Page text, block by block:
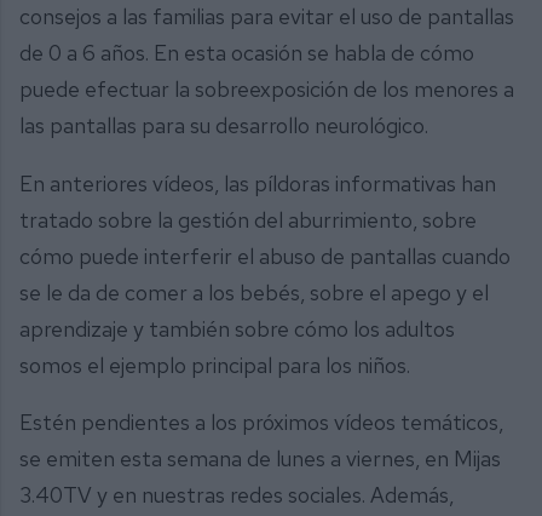
consejos a las familias para evitar el uso de pantallas
de 0 a 6 años. En esta ocasión se habla de cómo
puede efectuar la sobreexposición de los menores a
las pantallas para su desarrollo neurológico.
En anteriores vídeos, las píldoras informativas han
tratado sobre la gestión del aburrimiento, sobre
cómo puede interferir el abuso de pantallas cuando
se le da de comer a los bebés, sobre el apego y el
aprendizaje y también sobre cómo los adultos
somos el ejemplo principal para los niños.
Estén pendientes a los próximos vídeos temáticos,
se emiten esta semana de lunes a viernes, en Mijas
3.40TV y en nuestras redes sociales. Además,